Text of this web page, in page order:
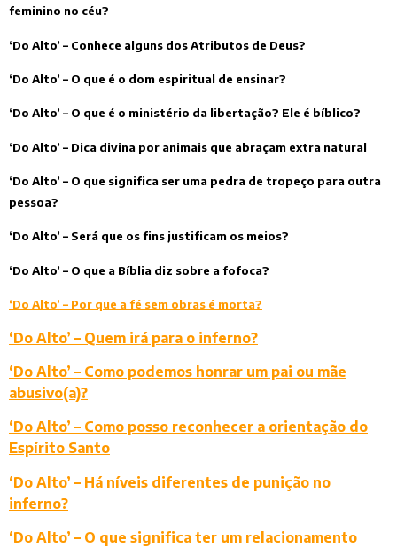
feminino no céu?
‘Do Alto’ – Conhece alguns dos Atributos de Deus?
‘Do Alto’ – O que é o dom espiritual de ensinar?
‘Do Alto’ – O que é o ministério da libertação? Ele é bíblico?
‘Do Alto’ – Dica divina por animais que abraçam extra natural
‘Do Alto’ – O que significa ser uma pedra de tropeço para outra
pessoa?
‘Do Alto’ – Será que os fins justificam os meios?
‘Do Alto’ – O que a Bíblia diz sobre a fofoca?
‘Do Alto’ – Por que a fé sem obras é morta?
‘Do Alto’ – Quem irá para o inferno?
‘Do Alto’ – Como podemos honrar um pai ou mãe
abusivo(a)?
‘Do Alto’ – Como posso reconhecer a orientação do
Espírito Santo
‘Do Alto’ – Há níveis diferentes de punição no
inferno?
‘Do Alto’ – O que significa ter um relacionamento